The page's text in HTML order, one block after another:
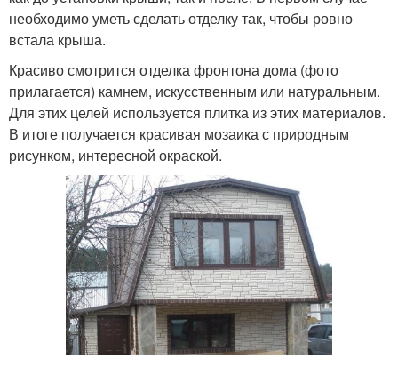
необходимо уметь сделать отделку так, чтобы ровно
встала крыша.
Красиво смотрится отделка фронтона дома (фото
прилагается) камнем, искусственным или натуральным.
Для этих целей используется плитка из этих материалов.
В итоге получается красивая мозаика с природным
рисунком, интересной окраской.